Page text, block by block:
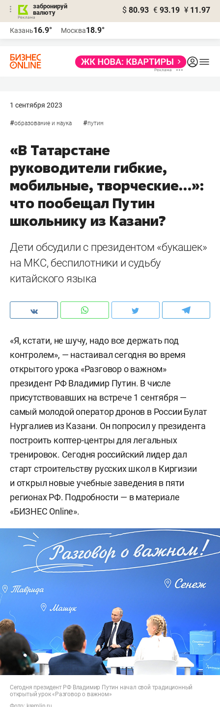
забронируй
валюту
$ 80.93 € 93.19 ¥ 11.97
Казань16.9° Москва18.9°
1 сентября 2023
#образование и наука #путин
«В Татарстане
руководители гибкие,
мобильные, творческие…»:
что пообещал Путин
школьнику из Казани?
Дети обсудили с президентом «букашек»
на МКС, беспилотники и судьбу
китайского языка
«Я, кстати, не шучу, надо все держать под
контролем», — настаивал сегодня во время
открытого урока «Разговор о важном»
президент РФ Владимир Путин. В числе
присутствовавших на встрече 1 сентября —
самый молодой оператор дронов в России Булат
Нургалиев из Казани. Он попросил у президента
построить коптер-центры для легальных
тренировок. Сегодня российский лидер дал
старт строительству русских школ в Киргизии
и открыл новые учебные заведения в пяти
регионах РФ. Подробности — в материале
«БИЗНЕС Online».
Сегодня президент РФ Владимир Путин начал свой традиционный
открытый урок «Разговор о важном»